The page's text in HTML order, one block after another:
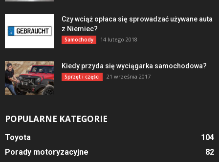
Czy wciąż opłaca się sprowadzać używane auta
z Niemiec?
Samochody 14 lutego 2018
Kiedy przyda się wyciągarka samochodowa?
Sprzęt i części 21 września 2017
POPULARNE KATEGORIE
Toyota
104
Porady motoryzacyjne
82